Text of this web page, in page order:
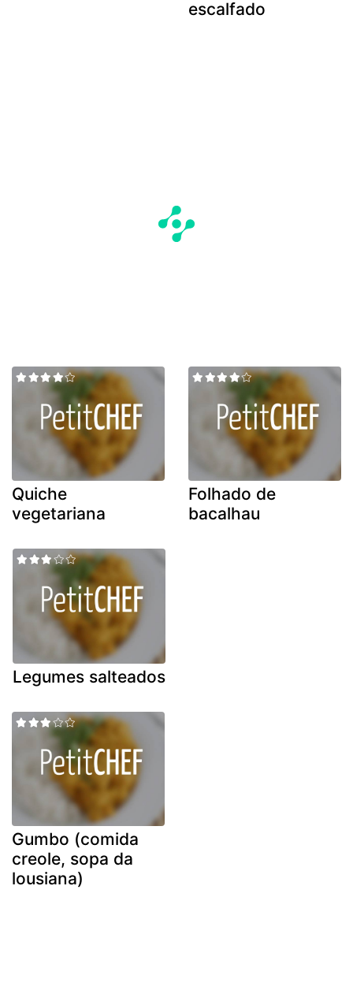
escalfado
Quiche
vegetariana
Folhado de
bacalhau
Legumes salteados
Gumbo (comida
creole, sopa da
lousiana)